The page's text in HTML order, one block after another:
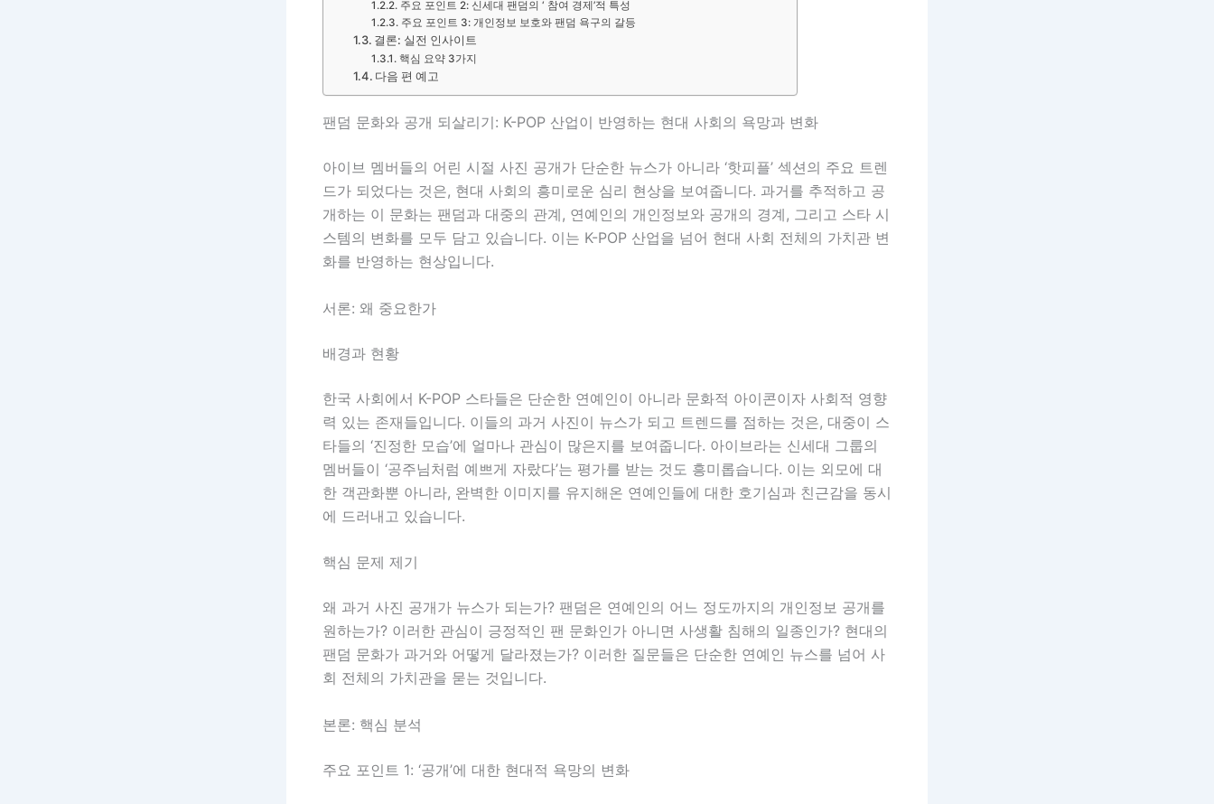
주요 포인트 2: 신세대 팬덤의 ‘ 참여 경제’적 특성
주요 포인트 3: 개인정보 보호와 팬덤 욕구의 갈등
결론: 실전 인사이트
핵심 요약 3가지
다음 편 예고
팬덤 문화와 공개 되살리기: K-POP 산업이 반영하는 현대 사회의 욕망과 변화
아이브 멤버들의 어린 시절 사진 공개가 단순한 뉴스가 아니라 ‘핫피플’ 섹션의 주요 트렌
드가 되었다는 것은, 현대 사회의 흥미로운 심리 현상을 보여줍니다. 과거를 추적하고 공
개하는 이 문화는 팬덤과 대중의 관계, 연예인의 개인정보와 공개의 경계, 그리고 스타 시
스템의 변화를 모두 담고 있습니다. 이는 K-POP 산업을 넘어 현대 사회 전체의 가치관 변
화를 반영하는 현상입니다.
서론: 왜 중요한가
배경과 현황
한국 사회에서 K-POP 스타들은 단순한 연예인이 아니라 문화적 아이콘이자 사회적 영향
력 있는 존재들입니다. 이들의 과거 사진이 뉴스가 되고 트렌드를 점하는 것은, 대중이 스
타들의 ‘진정한 모습’에 얼마나 관심이 많은지를 보여줍니다. 아이브라는 신세대 그룹의
멤버들이 ‘공주님처럼 예쁘게 자랐다’는 평가를 받는 것도 흥미롭습니다. 이는 외모에 대
한 객관화뿐 아니라, 완벽한 이미지를 유지해온 연예인들에 대한 호기심과 친근감을 동시
에 드러내고 있습니다.
핵심 문제 제기
왜 과거 사진 공개가 뉴스가 되는가? 팬덤은 연예인의 어느 정도까지의 개인정보 공개를
원하는가? 이러한 관심이 긍정적인 팬 문화인가 아니면 사생활 침해의 일종인가? 현대의
팬덤 문화가 과거와 어떻게 달라졌는가? 이러한 질문들은 단순한 연예인 뉴스를 넘어 사
회 전체의 가치관을 묻는 것입니다.
본론: 핵심 분석
주요 포인트 1: ‘공개’에 대한 현대적 욕망의 변화